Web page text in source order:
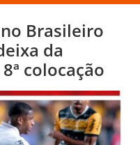
Brasileiro
da
colocação